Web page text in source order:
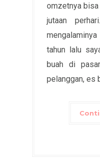
omzetnya bisa
jutaan
tahun lalu
buah di
pelanggan, es